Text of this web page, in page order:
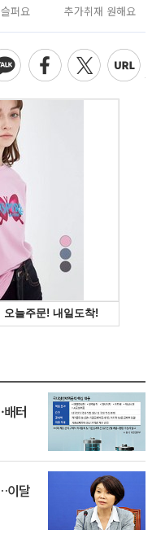
슬퍼요 추가취재 원해요
배터
이달